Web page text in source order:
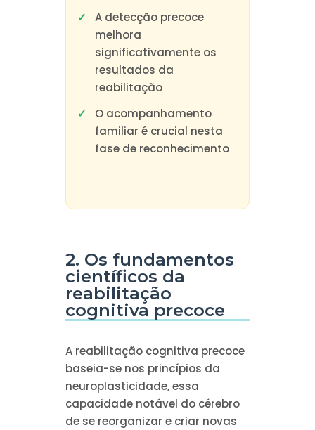
A detecção precoce
melhora
significativamente os
resultados da
reabilitação
O acompanhamento
familiar é crucial nesta
fase de reconhecimento
2. Os fundamentos
científicos da
reabilitação
cognitiva precoce
A reabilitação cognitiva precoce
baseia-se nos princípios da
neuroplasticidade, essa
capacidade notável do cérebro
de se reorganizar e criar novas